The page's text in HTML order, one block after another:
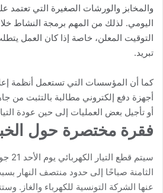
والمخابز والورشات الصغيرة التي تعتمد
اليومي. لذلك من المهم برمجة النشاط
التوقيت المعلن، خاصة إذا كان العمل
تبريد.
كما أن المؤسسات التي تستعمل أنظمة
أجهزة دفع إلكتروني مطالبة بالتثبت من
أو تأجيل بعض العمليات إلى حين عودة
فقرة مختصرة حول
الثامنة صباحًا إلى حدود منتصف النهار
عنها الشركة التونسية للكهرباء والغاز.